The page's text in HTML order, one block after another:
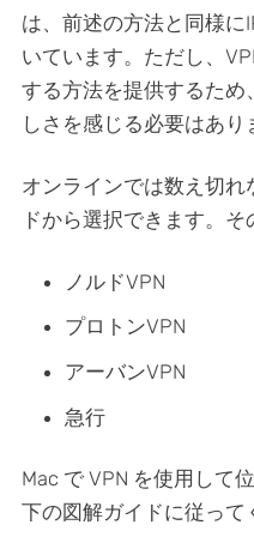
は、前述の方法と同様
いています。ただし、
する方法を提供するた
しさを感じる必要はあり
オンラインでは数え切れ
ドから選択できます。そ
ノルドVPN
プロトンVPN
アーバンVPN
急行
Mac で VPN を使用して
下の図解ガイドに従って